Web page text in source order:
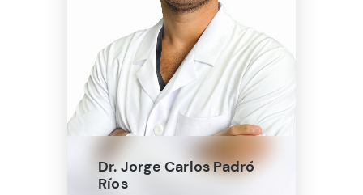
Dr. Jorge Carlos Padró
Ríos